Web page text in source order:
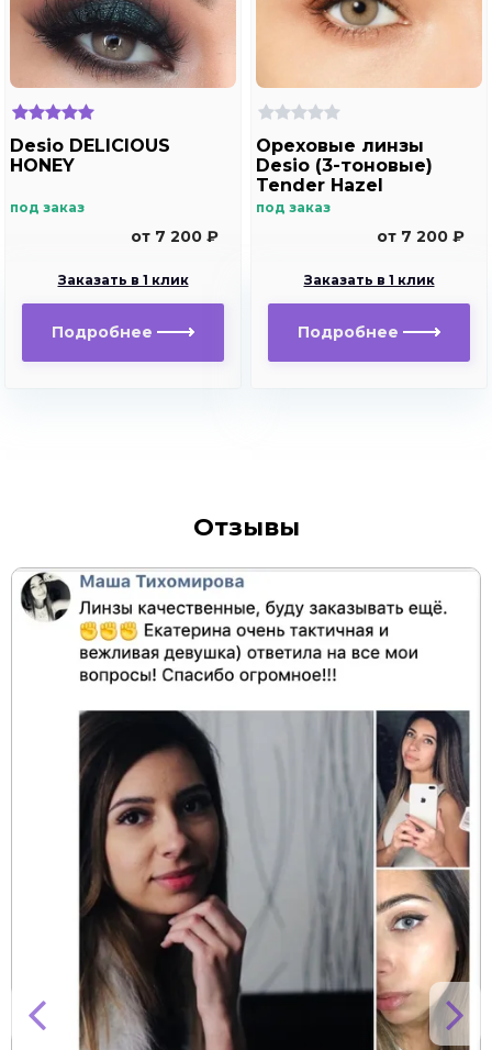
Desio DELICIOUS
HONEY
под заказ
от 7 200 ₽
Заказать в 1 клик
Подробнее
Ореховые линзы
Desio (3-тоновые)
Tender Hazel
под заказ
от 7 200 ₽
Заказать в 1 клик
Подробнее
Отзывы